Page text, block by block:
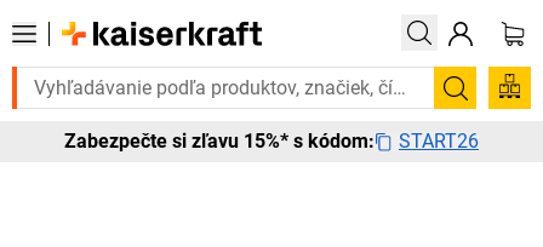
to urgentne? Vybrané bestsellery doručíme do 72 hodín. Objavte
Zabezpečte si zľavu 15%* s kódom: START26